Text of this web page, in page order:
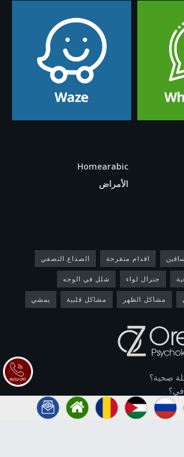
Homearabic
الأمراض
اقدام متقرحة الصداع النصفي
جنرال لواء شلل في الوجه
مشاكل الظهر مشاكل قلبية يمشي
صحية؟
النشطة في جسمك مسدودة.